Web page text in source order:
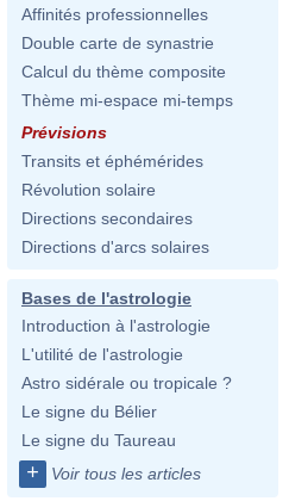
Affinités professionnelles
Double carte de synastrie
Calcul du thème composite
Thème mi-espace mi-temps
Prévisions
Transits et éphémérides
Révolution solaire
Directions secondaires
Directions d'arcs solaires
Bases de l'astrologie
Introduction à l'astrologie
L'utilité de l'astrologie
Astro sidérale ou tropicale ?
Le signe du Bélier
Le signe du Taureau
+ Voir tous les articles